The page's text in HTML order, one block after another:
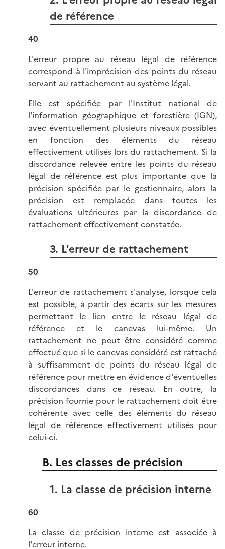
de référence
40
L'erreur propre au réseau légal de référence
correspond à l'imprécision des points du réseau
servant au rattachement au système légal.
Elle est spécifiée par l'Institut national de
l'information géographique et forestière (IGN),
avec éventuellement plusieurs niveaux possibles
en fonction des éléments du réseau
effectivement utilisés lors du rattachement. Si la
discordance relevée entre les points du réseau
légal de référence est plus importante que la
précision spécifiée par le gestionnaire, alors la
précision est remplacée dans toutes les
évaluations ultérieures par la discordance de
rattachement effectivement constatée.
3. L'erreur de rattachement
50
L'erreur de rattachement s'analyse, lorsque cela
est possible, à partir des écarts sur les mesures
permettant le lien entre le réseau légal de
référence et le canevas lui-même. Un
rattachement ne peut être considéré comme
effectué que si le canevas considéré est rattaché
à suffisamment de points du réseau légal de
référence pour mettre en évidence d'éventuelles
discordances dans ce réseau. En outre, la
précision fournie pour le rattachement doit être
cohérente avec celle des éléments du réseau
légal de référence effectivement utilisés pour
celui-ci.
B. Les classes de précision
1. La classe de précision interne
60
La classe de précision interne est associée à
l'erreur interne.